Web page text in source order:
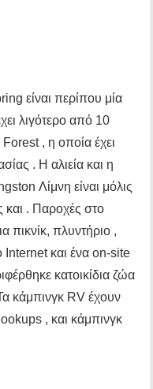
είναι περίπου μία
λιγότερο από 10
, η οποία έχει
. Η αλιεία και η
Λίμνη είναι μόλις
. Παροχές στο
πικνίκ, πλυντήριο ,
και ένα on-site
κατοικίδια ζώα
κάμπινγκ RV έχουν
, και κάμπινγκ